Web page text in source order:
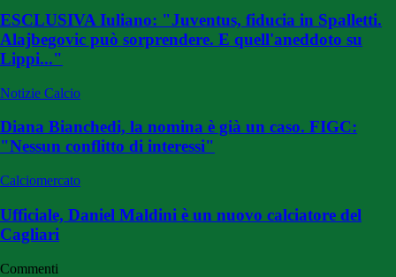
ESCLUSIVA Iuliano: "Juventus, fiducia in Spalletti.
Alajbegovic può sorprendere. E quell'aneddoto su
Lippi..."
Notizie Calcio
Diana Bianchedi, la nomina è già un caso. FIGC:
"Nessun conflitto di interessi"
Calciomercato
Ufficiale, Daniel Maldini è un nuovo calciatore del
Cagliari
Commenti